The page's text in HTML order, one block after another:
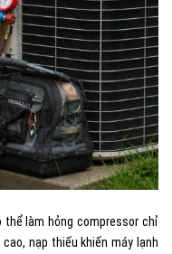
thể làm hỏng compressor chỉ
nạp thiếu khiến máy lạnh